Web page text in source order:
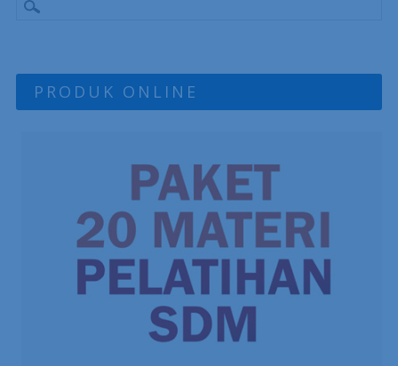
PRODUK ONLINE